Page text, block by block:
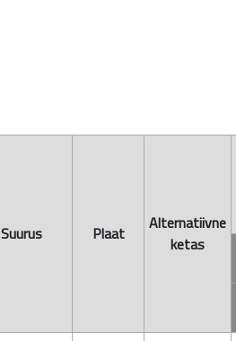
Suurus Plaat
Alternatiivne
ketas